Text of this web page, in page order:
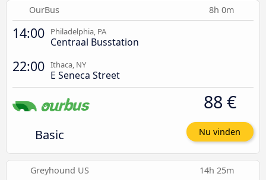
OurBus 8h 0m
14:00 Philadelphia, PA
Centraal Busstation
22:00 Ithaca, NY
E Seneca Street
Basic
88 €
Nu vinden
Greyhound US 14h 25m